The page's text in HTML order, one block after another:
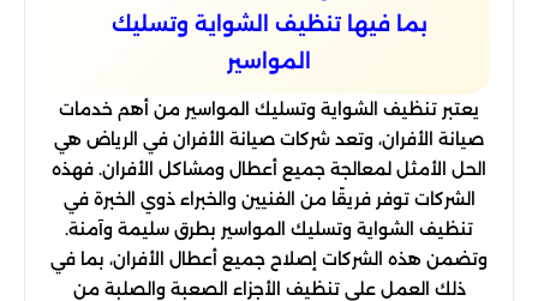
بما فيها تنظيف الشواية وتسليك
المواسير
يعتبر تنظيف الشواية وتسليك المواسير من أهم خدمات
صيانة الأفران، وتعد شركات صيانة الأفران في الرياض هي
الحل الأمثل لمعالجة جميع أعطال ومشاكل الأفران. فهذه
الشركات توفر فريقًا من الفنيين والخبراء ذوي الخبرة في
تنظيف الشواية وتسليك المواسير بطرق سليمة وآمنة.
وتضمن هذه الشركات إصلاح جميع أعطال الأفران، بما في
ذلك العمل على تنظيف الأجزاء الصعبة والصلبة من